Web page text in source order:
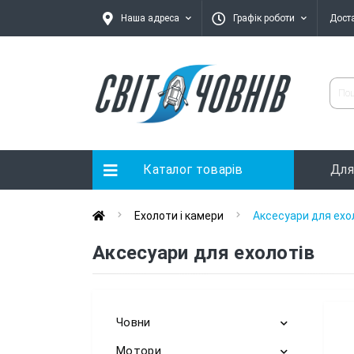
Наша адреса Графік роботи
Каталог товарів
Ехолоти і камери Аксесуари для
Аксесуари для ехолотів
Човни
Мотори